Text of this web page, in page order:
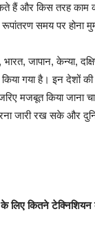
हैं और किस तरह काम
समय पर होना
जापान, केन्या,
गया है। इन देशों की
मजबूत किया जाना
जारी रख सके और
लिए कितने टेक्निशियन